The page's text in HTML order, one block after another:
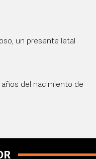
un presente letal
años del nacimiento de